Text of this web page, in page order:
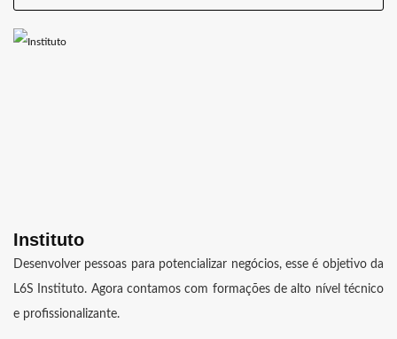
Instituto
Desenvolver pessoas para potencializar negócios, esse é objetivo da
L6S Instituto. Agora contamos com formações de alto nível técnico
e profissionalizante.